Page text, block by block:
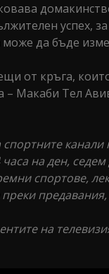
успех,
да бъде
от кръга,
– Макаби Тел
часа на ден,
спортове,
на